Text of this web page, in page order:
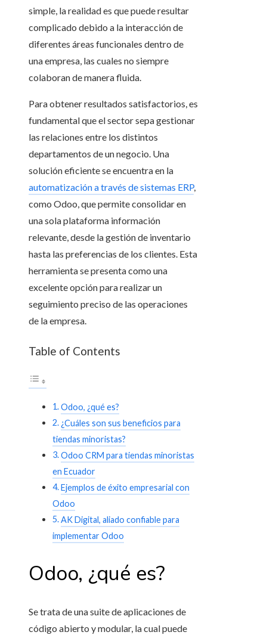
simple, la realidad es que puede resultar
complicado debido a la interacción de
diferentes áreas funcionales dentro de
una empresa, las cuales no siempre
colaboran de manera fluida.
Para obtener resultados satisfactorios, es
fundamental que el sector sepa gestionar
las relaciones entre los distintos
departamentos de un negocio. Una
solución eficiente se encuentra en la
automatización a través de sistemas ERP,
como Odoo, que permite consolidar en
una sola plataforma información
relevante, desde la gestión de inventario
hasta las preferencias de los clientes. Esta
herramienta se presenta como una
excelente opción para realizar un
seguimiento preciso de las operaciones
de la empresa.
Table of Contents
Odoo, ¿qué es?
¿Cuáles son sus beneficios para
tiendas minoristas?
Odoo CRM para tiendas minoristas
en Ecuador
Ejemplos de éxito empresarial con
Odoo
AK Digital, aliado confiable para
implementar Odoo
Odoo, ¿qué es?
Se trata de una suite de aplicaciones de
código abierto y modular, la cual puede